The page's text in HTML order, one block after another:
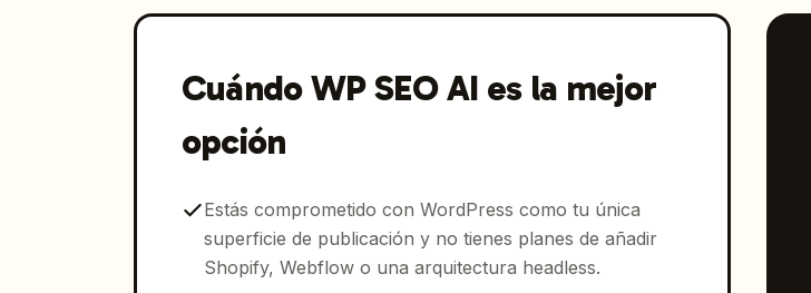
Cuándo WP SEO AI es la mejor
opción
Estás comprometido con WordPress como tu única
superficie de publicación y no tienes planes de añadir
Shopify, Webflow o una arquitectura headless.